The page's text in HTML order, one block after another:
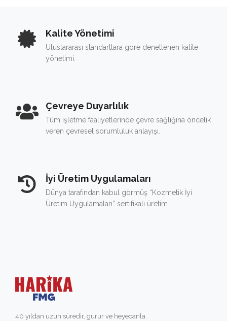
Kalite Yönetimi
Uluslararası standartlara göre denetlenen kalite
yönetimi.
Çevreye Duyarlılık
Tüm işletme faaliyetlerinde çevre sağlığına öncelik
veren çevresel sorumluluk anlayışı.
İyi Üretim Uygulamaları
Dünya tarafından kabul görmüş “Kozmetik İyi
Üretim Uygulamaları” sertifikalı üretim.
40 yıldan uzun süredir, gurur ve heyecanla.